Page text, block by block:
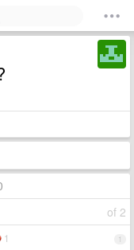
of 2
1
1